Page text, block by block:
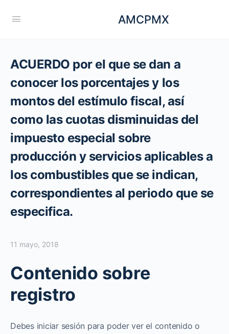
AMCPMX
ACUERDO por el que se dan a
conocer los porcentajes y los
montos del estímulo fiscal, así
como las cuotas disminuidas del
impuesto especial sobre
producción y servicios aplicables a
los combustibles que se indican,
correspondientes al periodo que se
especifica.
11 mayo, 2018
Contenido sobre
registro
Debes iniciar sesión para poder ver el contenido o